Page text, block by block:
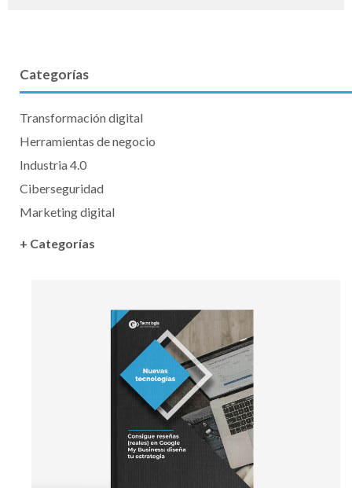
Categorías
Transformación digital
Herramientas de negocio
Industria 4.0
Ciberseguridad
Marketing digital
+ Categorías